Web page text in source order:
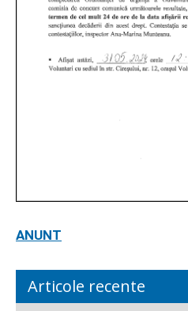
ANUNT
Articole recente